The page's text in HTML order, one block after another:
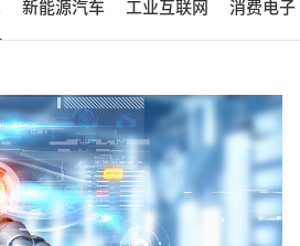
新能源汽车 工业互联网 消费电子